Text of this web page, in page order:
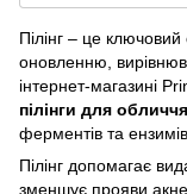
50ml
Пілінг – це
оновленню,
інтернет-магазині
пілінги для обличчя
ферментів та
Пілінг допомагає
зменшує прояви